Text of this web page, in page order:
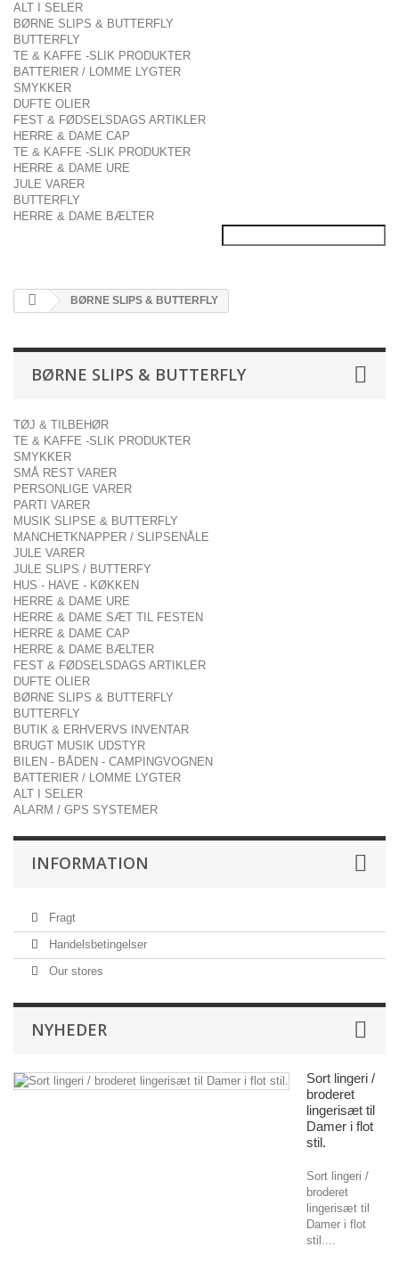
ALT I SELER
BØRNE SLIPS & BUTTERFLY
BUTTERFLY
TE & KAFFE -SLIK PRODUKTER
BATTERIER / LOMME LYGTER
SMYKKER
DUFTE OLIER
FEST & FØDSELSDAGS ARTIKLER
HERRE & DAME CAP
TE & KAFFE -SLIK PRODUKTER
HERRE & DAME URE
JULE VARER
BUTTERFLY
HERRE & DAME BÆLTER
BØRNE SLIPS & BUTTERFLY
BØRNE SLIPS & BUTTERFLY
TØJ & TILBEHØR
TE & KAFFE -SLIK PRODUKTER
SMYKKER
SMÅ REST VARER
PERSONLIGE VARER
PARTI VARER
MUSIK SLIPSE & BUTTERFLY
MANCHETKNAPPER / SLIPSENÅLE
JULE VARER
JULE SLIPS / BUTTERFY
HUS - HAVE - KØKKEN
HERRE & DAME URE
HERRE & DAME SÆT TIL FESTEN
HERRE & DAME CAP
HERRE & DAME BÆLTER
FEST & FØDSELSDAGS ARTIKLER
DUFTE OLIER
BØRNE SLIPS & BUTTERFLY
BUTTERFLY
BUTIK & ERHVERVS INVENTAR
BRUGT MUSIK UDSTYR
BILEN - BÅDEN - CAMPINGVOGNEN
BATTERIER / LOMME LYGTER
ALT I SELER
ALARM / GPS SYSTEMER
INFORMATION
Fragt
Handelsbetingelser
Our stores
NYHEDER
Sort lingeri /
broderet
lingerisæt til
Damer i flot
stil.
Sort lingeri /
broderet
lingerisæt til
Damer i flot
stil....